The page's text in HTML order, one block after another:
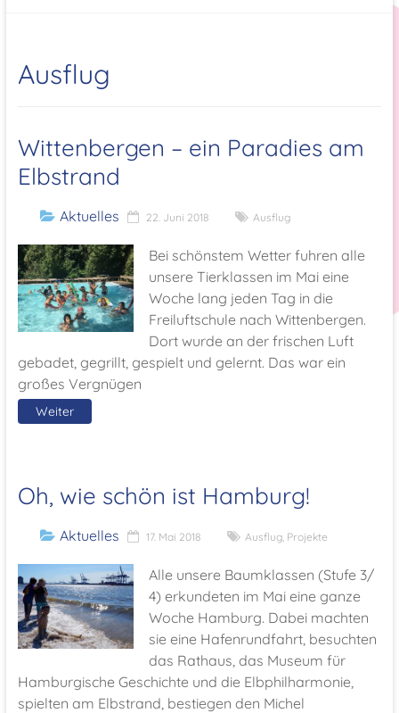
Ausflug
Wittenbergen – ein Paradies am
Elbstrand
Aktuelles 22. Juni 2018 Ausflug
Bei schönstem Wetter fuhren alle
unsere Tierklassen im Mai eine
Woche lang jeden Tag in die
Freiluftschule nach Wittenbergen.
Dort wurde an der frischen Luft
gebadet, gegrillt, gespielt und gelernt. Das war ein
großes Vergnügen
Weiter
Oh, wie schön ist Hamburg!
Aktuelles 17. Mai 2018 Ausflug, Projekte
Alle unsere Baumklassen (Stufe 3/
4) erkundeten im Mai eine ganze
Woche Hamburg. Dabei machten
sie eine Hafenrundfahrt, besuchten
das Rathaus, das Museum für
Hamburgische Geschichte und die Elbphilharmonie,
spielten am Elbstrand, bestiegen den Michel